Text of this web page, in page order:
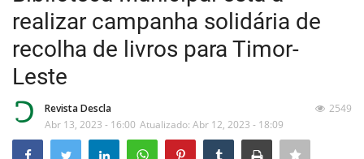
Home
...by Descla
Desporto
Contactos
realizar campanha solidária de
recolha de livros para Timor-
Leste
Revista Descla
Abr 13, 2023 - 16:00 Atualizado: Abr 12, 2023 - 18:09
2549